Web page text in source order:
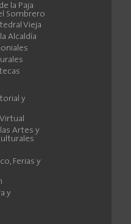
la Paja
Sombrero
Vieja
Alcaldía
y
Artes y
Ferias y
y